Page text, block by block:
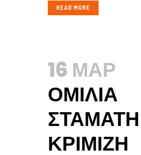
READ MORE
16 ΜΑΡ
ΟΜΙΛΊΑ
ΣΤΑΜΆΤΗ
ΚΡΙΜΙΖΉ